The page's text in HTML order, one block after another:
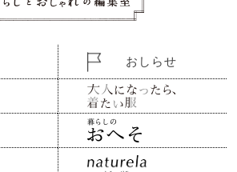
おしらせ